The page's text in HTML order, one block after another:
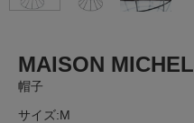
MAISON MICHEL
帽子
サイズ:M